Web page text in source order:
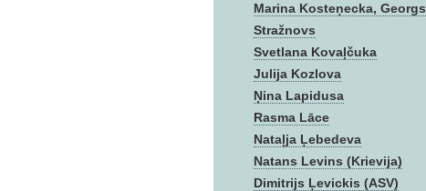
Marina Kosteņecka, Georgs
Stražnovs
Svetlana Kovaļčuka
Julija Kozlova
Ņina Lapidusa
Rasma Lāce
Nataļja Ļebedeva
Natans Levins (Krievija)
Dimitrijs Ļevickis (ASV)